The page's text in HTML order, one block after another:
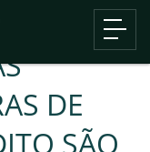
DE
SÃO